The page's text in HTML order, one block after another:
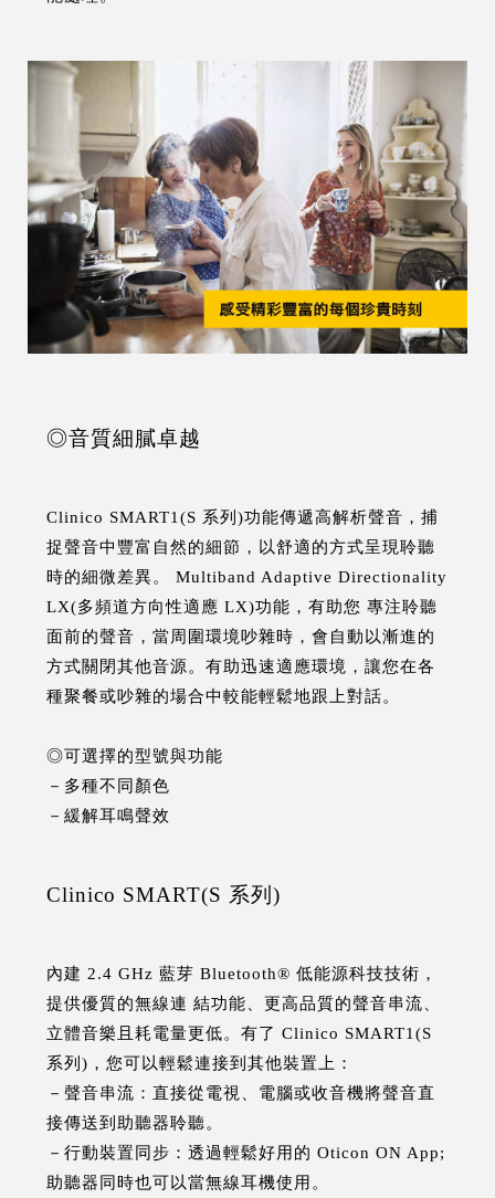
◎音質細膩卓越
Clinico SMART1(S 系列)功能傳遞高解析聲音，捕
捉聲音中豐富自然的細節，以舒適的方式呈現聆聽
時的細微差異。 Multiband Adaptive Directionality
LX(多頻道方向性適應 LX)功能，有助您 專注聆聽
面前的聲音，當周圍環境吵雜時，會自動以漸進的
方式關閉其他音源。有助迅速適應環境，讓您在各
種聚餐或吵雜的場合中較能輕鬆地跟上對話。
◎可選擇的型號與功能
－多種不同顏色
－緩解耳鳴聲效
Clinico SMART(S 系列)
內建 2.4 GHz 藍芽 Bluetooth® 低能源科技技術，
提供優質的無線連 結功能、更高品質的聲音串流、
立體音樂且耗電量更低。有了 Clinico SMART1(S
系列)，您可以輕鬆連接到其他裝置上：
－聲音串流：直接從電視、電腦或收音機將聲音直
接傳送到助聽器聆聽。
－行動裝置同步：透過輕鬆好用的 Oticon ON App;
助聽器同時也可以當無線耳機使用。